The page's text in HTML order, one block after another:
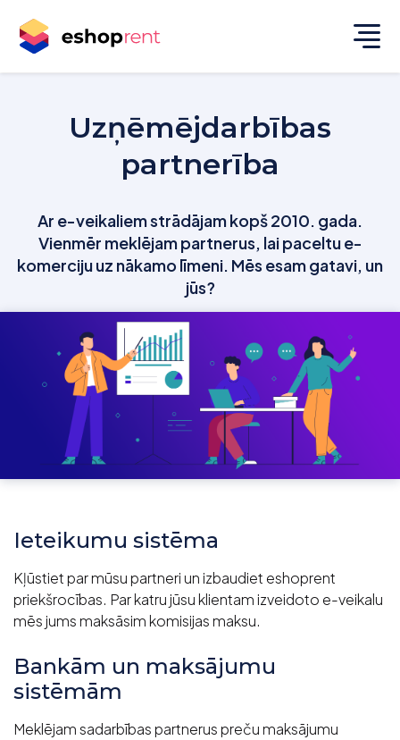
Uzņēmējdarbības
partnerība
Ar e-veikaliem strādājam kopš 2010. gada.
Vienmēr meklējam partnerus, lai paceltu e-
komerciju uz nākamo līmeni. Mēs esam gatavi, un
jūs?
Ieteikumu sistēma
Kļūstiet par mūsu partneri un izbaudiet eshoprent
priekšrocības. Par katru jūsu klientam izveidoto e-veikalu
mēs jums maksāsim komisijas maksu.
Bankām un maksājumu
sistēmām
Meklējam sadarbības partnerus preču maksājumu